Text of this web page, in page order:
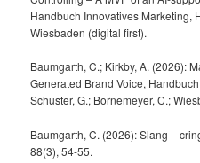
Handbuch Innovatives Marketing,
Wiesbaden (digital first).
Baumgarth, C.; Kirkby, A. (2026):
Generated Brand Voice,
Schuster, G.; Bornemeyer, C.;
Baumgarth, C. (2026): Slang –
88(3), 54-55.